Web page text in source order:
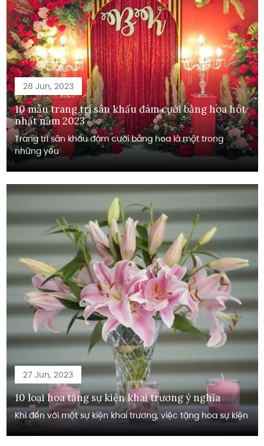
28 Jun, 2023
10 mẫu trang trí sân khấu đám cưới bằng hoa hot
nhất năm 2023
Trang trí sân khấu đám cưới bằng hoa là một trong
những yếu
27 Jun, 2023
10 loại hoa tặng sự kiện khai trương ý nghĩa
Khi đến với một sự kiện khai trương, việc tặng hoa sự kiện